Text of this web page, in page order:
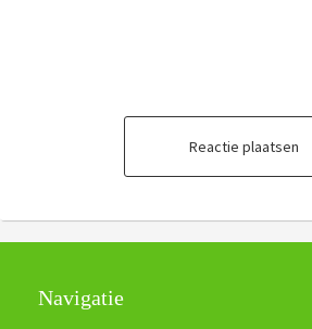
Reactie plaatsen
Navigatie